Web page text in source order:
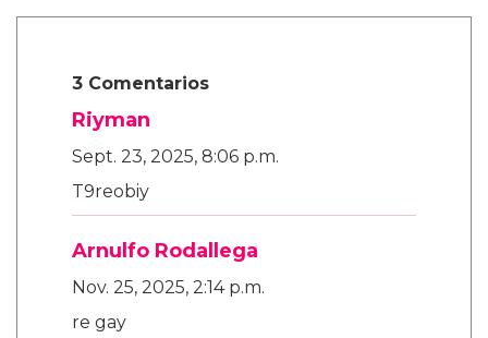
3 Comentarios
Riyman
Sept. 23, 2025, 8:06 p.m.
T9reobiy
Arnulfo Rodallega
Nov. 25, 2025, 2:14 p.m.
re gay